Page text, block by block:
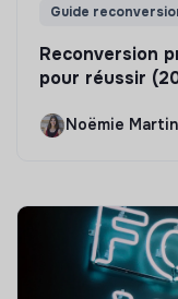
Guide
Reconversion
pour réussir
Noëmie